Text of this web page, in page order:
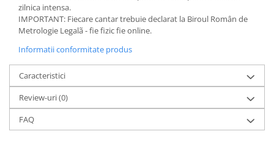
zilnica intensa.
IMPORTANT: Fiecare cantar trebuie declarat la Biroul Român de
Metrologie Legalã - fie fizic fie online.
Informatii conformitate produs
Caracteristici
Review-uri(0)
FAQ